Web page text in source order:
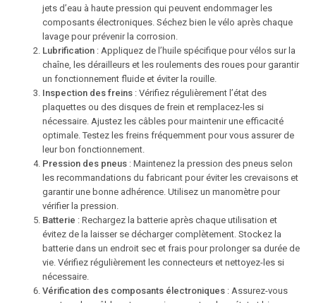
jets d’eau à haute pression qui peuvent endommager les
composants électroniques. Séchez bien le vélo après chaque
lavage pour prévenir la corrosion.
Lubrification : Appliquez de l’huile spécifique pour vélos sur la
chaîne, les dérailleurs et les roulements des roues pour garantir
un fonctionnement fluide et éviter la rouille.
Inspection des freins : Vérifiez régulièrement l’état des
plaquettes ou des disques de frein et remplacez-les si
nécessaire. Ajustez les câbles pour maintenir une efficacité
optimale. Testez les freins fréquemment pour vous assurer de
leur bon fonctionnement.
Pression des pneus : Maintenez la pression des pneus selon
les recommandations du fabricant pour éviter les crevaisons et
garantir une bonne adhérence. Utilisez un manomètre pour
vérifier la pression.
Batterie : Rechargez la batterie après chaque utilisation et
évitez de la laisser se décharger complètement. Stockez la
batterie dans un endroit sec et frais pour prolonger sa durée de
vie. Vérifiez régulièrement les connecteurs et nettoyez-les si
nécessaire.
Vérification des composants électroniques : Assurez-vous